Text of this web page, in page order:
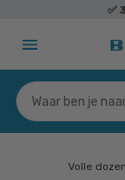
✅
Volle dozen